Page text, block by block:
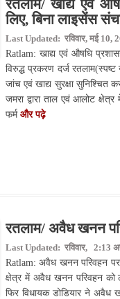
रतलाम/ खाद्य एवं
लिए, बिना लाइसेंस
Last Updated: रविवार, मई 10,
Ratlam: खाद्य एवं औषधि
विरुद्ध प्रकरण दर्ज रतलाम(स्पष्ट
जांच एवं खाद्य सुरक्षा सुनिश्चित
जमरा द्वारा ताल एवं आलोट क्षेत्र
फर्म और पढ़े
रतलाम/ अवैध खनन
Last Updated: रविवार, 2:13
Ratlam: अवैध खनन परिवहन पर
क्षेत्र में अवैध खनन परिवहन को
फिर विधायक डोडियार ने अवैध